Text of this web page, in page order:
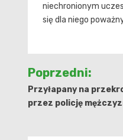
niechronionym
się dla niego
Nawigacja
wpisu
Poprzedni:
Przyłapany na
przez policję